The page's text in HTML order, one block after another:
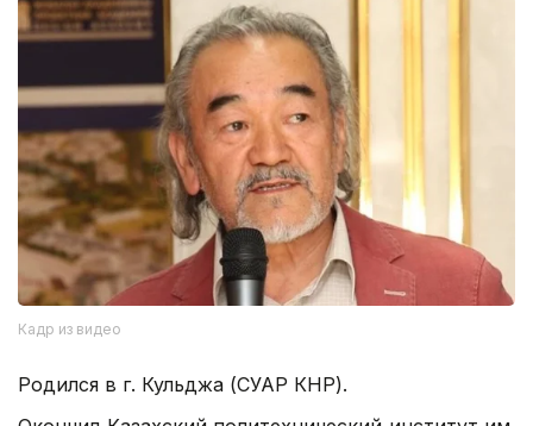
Кадр из видео
Родился в г. Кульджа (СУАР КНР).